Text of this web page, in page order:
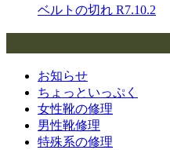
ベルトの切れ R7.10.2
お知らせ
ちょっといっぷく
女性靴の修理
男性靴修理
特殊系の修理